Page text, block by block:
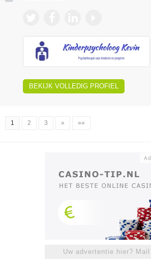
BEKIJK VOLLEDIG PROFIEL
1 2 3 » »»
Uw advertentie hier? Mail